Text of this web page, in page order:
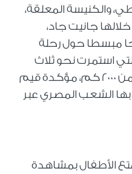
والكنيسة المعلقة،
جانيت جاد،
مبسطا حول رحلة
استمرت نحو ثلاث
سنوات وقطعت خلالها أكثر من 2000 كم، مؤكدة قيم
بها الشعب المصري عبر
الأطفال بمشاهدة